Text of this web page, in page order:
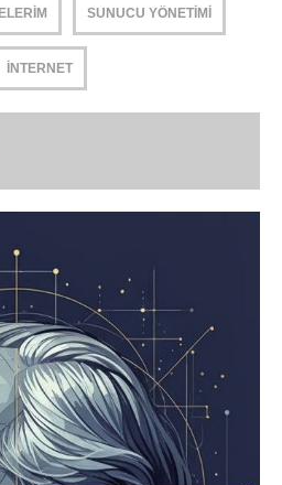
SUNUCU YÖNETIMI
İNTERNET